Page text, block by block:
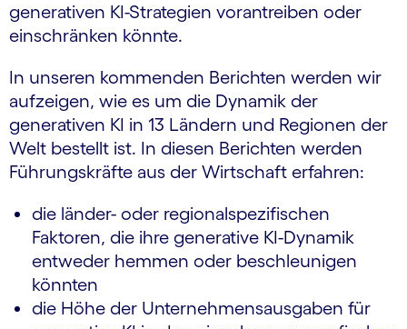
generativen KI-Strategien vorantreiben oder
einschränken könnte.
In unseren kommenden Berichten werden wir
aufzeigen, wie es um die Dynamik der
generativen KI in 13 Ländern und Regionen der
Welt bestellt ist. In diesen Berichten werden
Führungskräfte aus der Wirtschaft erfahren:
die länder- oder regionalspezifischen
Faktoren, die ihre generative KI-Dynamik
entweder hemmen oder beschleunigen
könnten
die Höhe der Unternehmensausgaben für